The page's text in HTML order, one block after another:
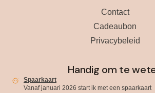
Contact
Cadeaubon
Privacybeleid
Handig om te
Spaarkaart
Vanaf januari 2026 start ik met een spaarkaart